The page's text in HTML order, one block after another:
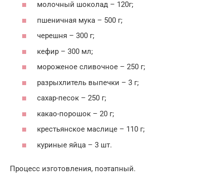
молочный шоколад – 120г;
пшеничная мука – 500 г;
черешня – 300 г;
кефир – 300 мл;
мороженое сливочное – 250 г;
разрыхлитель выпечки – 3 г;
сахар-песок – 250 г;
какао-порошок – 20 г;
крестьянское маслице – 110 г;
куриные яйца – 3 шт.
Процесс изготовления, поэтапный.